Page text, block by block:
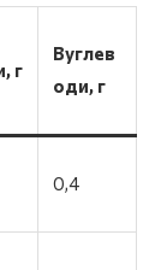
г
Вуглев
оди, г
0,4